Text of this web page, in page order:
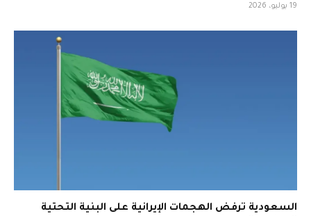
19 يوليو، 2026
السعودية ترفض الهجمات الإيرانية على البنية التحتية